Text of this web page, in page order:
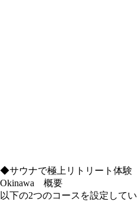
◆サウナで極上リトリート体験
Okinawa 概要
以下の2つのコースを設定してい